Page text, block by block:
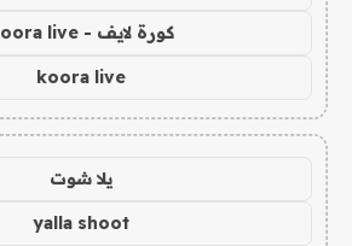
كورة لايف - koora live
koora live
يلا شوت
yalla shoot